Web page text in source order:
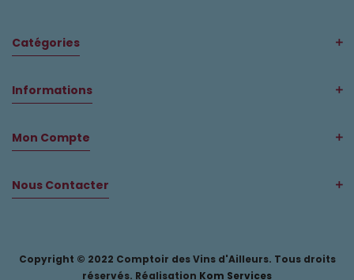
Catégories
Informations
Mon Compte
Nous Contacter
Copyright © 2022 Comptoir des Vins d'Ailleurs. Tous droits
réservés. Réalisation Kom Services